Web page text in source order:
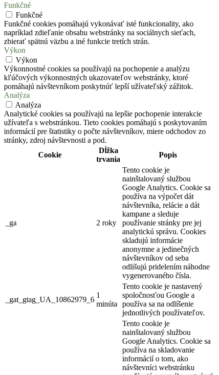
Funkčné
Funkčné
Funkčné cookies pomáhajú vykonávať isté funkcionality, ako
napríklad zdieľanie obsahu webstránky na sociálnych sieťach,
zbierať spätnú väzbu a iné funkcie tretích strán.
Výkon
Výkon
Výkonnostné cookies sa používajú na pochopenie a analýzu
kľúčových výkonnostných ukazovateľov webstránky, ktoré
pomáhajú návštevníkom poskytnúť lepší užívateľský zážitok.
Analýza
Analýza
Analytické cookies sa používajú na lepšie pochopenie interakcie
užívateľa s webstránkou. Tieto cookies pomáhajú s poskytovaním
informácií pre štatistiky o počte návštevníkov, miere odchodov zo
stránky, zdroj návštevnosti a pod.
Cookie
Dĺžka
trvania
Popis
_ga 2 roky
Tento cookie je
nainštalovaný službou
Google Analytics. Cookie sa
používa na výpočet dát
návštevníka, relácie a dát
kampane a sleduje
používanie stránky pre jej
analytickú správu. Cookies
skladujú informácie
anonymne a jedinečných
návštevníkov od seba
odlišujú pridelením náhodne
vygenerovaného čísla.
_gat_gtag_UA_10862979_6
1
minúta
Tento cookie je nastavený
spoločnosťou Google a
používa sa na odlíšenie
jednotlivých používateľov.
Tento cookie je
nainštalovaný službou
Google Analytics. Cookie sa
používa na skladovanie
informácií o tom, ako
návštevníci webstránku